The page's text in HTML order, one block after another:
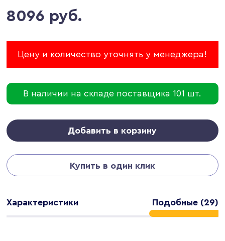
8096 руб.
Цену и количество уточнять у менеджера!
В наличии на складе поставщика 101 шт.
Добавить в корзину
Купить в один клик
Характеристики Подобные (29)